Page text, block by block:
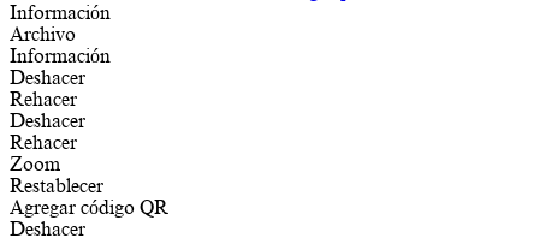
Información
Archivo
Información
Deshacer
Rehacer
Deshacer
Rehacer
Zoom
Restablecer
Agregar código QR
Deshacer